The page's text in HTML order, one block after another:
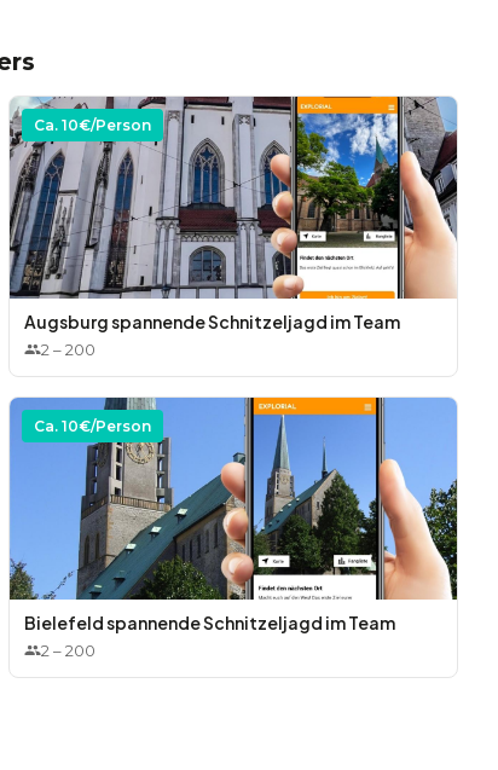
Ca. 10€/Person
Augsburg spannende Schnitzeljagd im Team
2 –200
Ca. 10€/Person
Bielefeld spannende Schnitzeljagd im Team
2 –200